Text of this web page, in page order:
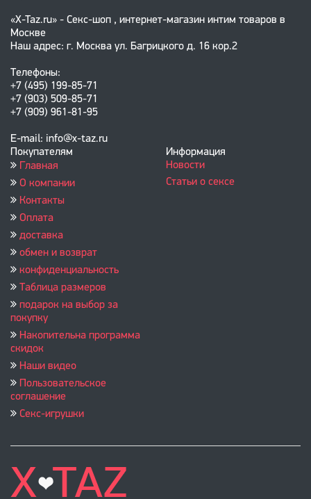
«X-Taz.ru» - Секс-шоп , интернет-магазин интим товаров в
Москве
Наш адрес: г. Москва ул. Багрицкого д. 16 кор.2
Телефоны:
+7 (495) 199-85-71
+7 (903) 509-85-71
+7 (909) 961-81-95
E-mail: info@x-taz.ru
Покупателям
Главная
О компании
Контакты
Оплата
доставка
обмен и возврат
конфиденциальность
Таблица размеров
подарок на выбор за
покупку
Накопительна программа
скидок
Наши видео
Пользовательское
соглашение
Секс-игрушки
Информация
Новости
Статьи о сексе